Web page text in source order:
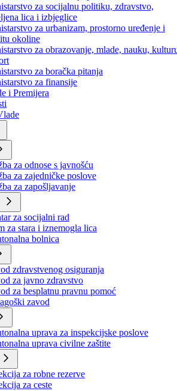
za privredu
za pravosuđe, upravu i radne odnose
za unutrašnje poslove
za socijalnu politiku, zdravstvo,
lica i izbjeglice
za urbanizam, prostorno uređenje i
okoline
za obrazovanje, mlade, nauku,
za boračka pitanja
za finansije
i Premijera
za odnose s javnošću
za zajedničke poslove
za zapošljavanje
za socijalni rad
za stara i iznemogla lica
bolnica
zdravstvenog osiguranja
za javno zdravstvo
za besplatnu pravnu pomoć
zavod
uprava za inspekcijske poslove
uprava civilne zaštite